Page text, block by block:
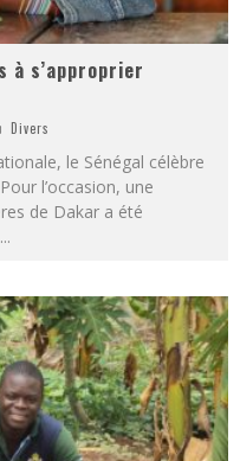
à s’approprier
Divers
le Sénégal célèbre
l’occasion, une
de Dakar a été
...